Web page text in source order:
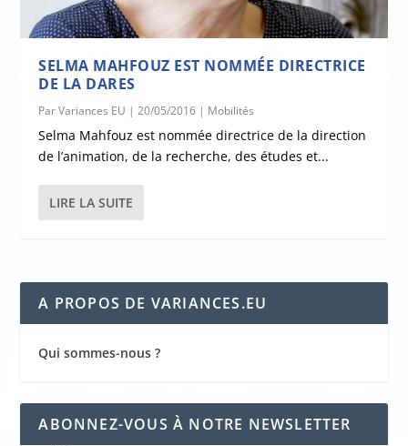
SELMA MAHFOUZ EST NOMMÉE DIRECTRICE
DE LA DARES
ParVariances EU |20/05/2016 | Mobilités
Selma Mahfouz est nommée directrice de la direction
de l’animation, de la recherche, des études et...
LIRE LA SUITE
A PROPOS DE VARIANCES.EU
Qui sommes-nous ?
ABONNEZ-VOUS À NOTRE NEWSLETTER